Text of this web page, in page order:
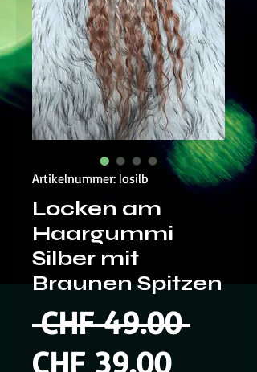
Artikelnummer: losilb
Locken am
Haargummi
Silber mit
Braunen Spitzen
CHF 49.00
CHF 39.00Sale-